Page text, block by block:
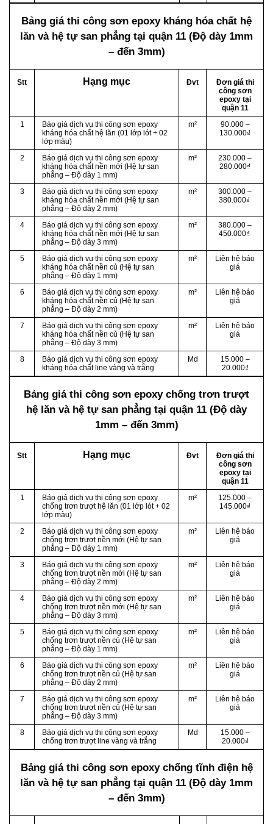
Bảng giá thi công sơn epoxy kháng hóa chất hệ
lăn và hệ tự san phẳng tại quận 11 (Độ dày 1mm
– đến 3mm)
Stt Hạng mục Đvt
Đơn giá thi
công sơn
epoxy tại
quận 11
1
Báo giá dịch vụ thi công sơn epoxy
kháng hóa chất hệ lăn (01 lớp lót + 02
lớp màu)
m²
90.000 –
130.000₫
2
Báo giá dịch vụ thi công sơn epoxy
kháng hóa chất nền mới (Hệ tự san
phẳng – Độ dày 1 mm)
m²
230.000 –
280.000₫
3
Báo giá dịch vụ thi công sơn epoxy
kháng hóa chất nền mới (Hệ tự san
phẳng – Độ dày 2 mm)
m²
300.000 –
380.000₫
4
Báo giá dịch vụ thi công sơn epoxy
kháng hóa chất nền mới (Hệ tự san
phẳng – Độ dày 3 mm)
m²
380.000 –
450.000₫
5
Báo giá dịch vụ thi công sơn epoxy
kháng hóa chất nền củ (Hệ tự san
phẳng – Độ dày 1 mm)
m²
Liên hệ báo
giá
6
Báo giá dịch vụ thi công sơn epoxy
kháng hóa chất nền củ (Hệ tự san
phẳng – Độ dày 2 mm)
m²
Liên hệ báo
giá
7
Báo giá dịch vụ thi công sơn epoxy
kháng hóa chất nền củ (Hệ tự san
phẳng – Độ dày 3 mm)
m²
Liên hệ báo
giá
8
Báo giá dịch vụ thi công sơn epoxy
kháng hóa chất line vàng và trắng
Md
15.000 –
20.000₫
Bảng giá thi công sơn epoxy chống trơn trượt
hệ lăn và hệ tự san phẳng tại quận 11 (Độ dày
1mm – đến 3mm)
Stt Hạng mục Đvt
Đơn giá thi
công sơn
epoxy tại
quận 11
1
Báo giá dịch vụ thi công sơn epoxy
chống trơn trượt hệ lăn (01 lớp lót + 02
lớp màu)
m²
125.000 –
145.000₫
2
Báo giá dịch vụ thi công sơn epoxy
chống trơn trượt nền mới (Hệ tự san
phẳng – Độ dày 1 mm)
m²
Liên hệ báo
giá
3
Báo giá dịch vụ thi công sơn epoxy
chống trơn trượt nền mới (Hệ tự san
phẳng – Độ dày 2 mm)
m²
Liên hệ báo
giá
4
Báo giá dịch vụ thi công sơn epoxy
chống trơn trượt nền mới (Hệ tự san
phẳng – Độ dày 3 mm)
m²
Liên hệ báo
giá
5
Báo giá dịch vụ thi công sơn epoxy
chống trơn trượt nền củ (Hệ tự san
phẳng – Độ dày 1 mm)
m²
Liên hệ báo
giá
6
Báo giá dịch vụ thi công sơn epoxy
chống trơn trượt nền củ (Hệ tự san
phẳng – Độ dày 2 mm)
m²
Liên hệ báo
giá
7
Báo giá dịch vụ thi công sơn epoxy
chống trơn trượt nền củ (Hệ tự san
phẳng – Độ dày 3 mm)
m²
Liên hệ báo
giá
8
Báo giá dịch vụ thi công sơn epoxy
chống trơn trượt line vàng và trắng
Md
15.000 –
20.000₫
Bảng giá thi công sơn epoxy chống tĩnh điện hệ
lăn và hệ tự san phẳng tại quận 11 (Độ dày 1mm
– đến 3mm)